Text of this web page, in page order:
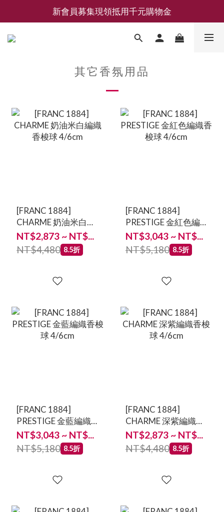
新會員募集現領抵用千元購物金
新會員募集現領抵用千元購物金
LEMAIRE 經典可頌包 NEW ARRIVAL
新會員募集現領抵用千元購物金
其它香氛用品
[FRANC 1884]
CHARME 奶油米白編
織香梭球 4/6cm
NT$2,873 ~ NT$...
NT$4,480 8.5折
[FRANC 1884]
PRESTIGE 金紅色編
織香梭球 4/6cm
NT$3,043 ~ NT$...
NT$5,180 8.5折
[FRANC 1884]
PRESTIGE 金藍編織
香梭球 4/6cm
NT$3,043 ~ NT$...
NT$5,180 8.5折
[FRANC 1884]
CHARME 深紫編織香
梭球 4/6cm
NT$2,873 ~ NT$...
NT$4,480 8.5折